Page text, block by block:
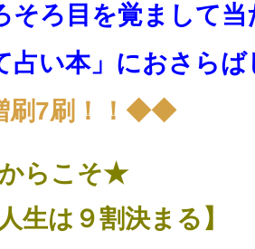
そろ目を覚まして
占い本」におさら
7刷！！◆◆
らこそ★
生は９割決まる】